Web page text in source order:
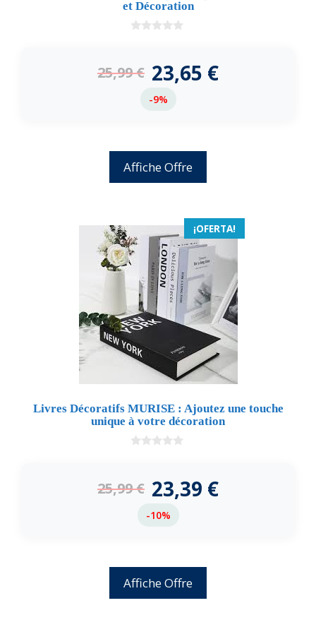
et Décoration
5
25,99€ 23,65 €
-9%
Affiche Offre
¡OFERTA!
Livres Décoratifs MURISE : Ajoutez une touche
unique à votre décoration
5
25,99€ 23,39 €
-10%
Affiche Offre